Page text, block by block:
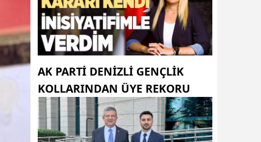
AK PARTI DENIZLI GENÇLIK
KOLLARINDAN ÜYE REKORU